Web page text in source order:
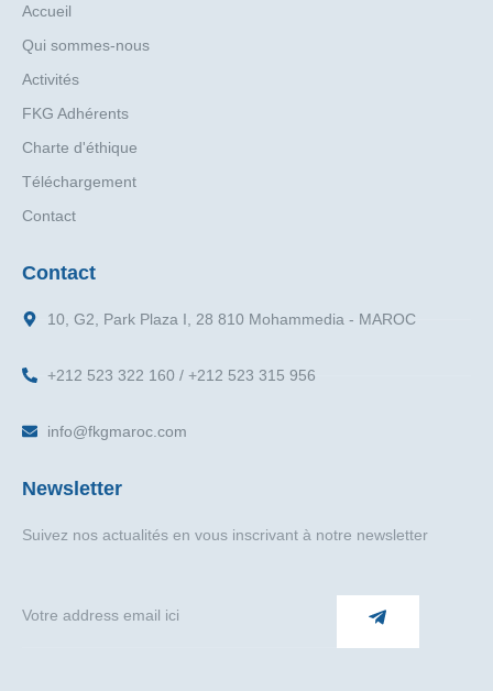
Accueil
Qui sommes-nous
Activités
FKG Adhérents
Charte d'éthique
Téléchargement
Contact
Contact
10, G2, Park Plaza I, 28 810 Mohammedia - MAROC
+212 523 322 160 / +212 523 315 956
info@fkgmaroc.com
Newsletter
Suivez nos actualités en vous inscrivant à notre newsletter